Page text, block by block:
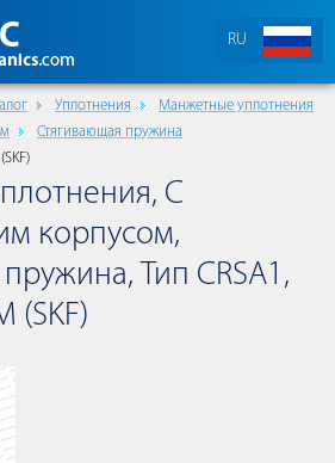
RU
Уплотнения
Манжетные уплотнения
Стягивающая пружина
С
корпусом,
Тип CRSA1,
(SKF)